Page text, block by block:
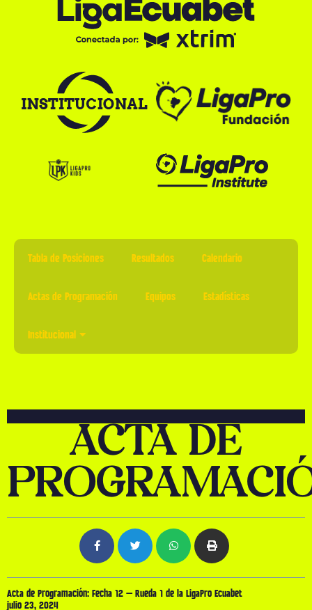
Tabla de Posiciones Resultados Calendario
Actas de Programación Equipos Estadísticas
Institucional
ACTA DE
Acta de Programación: Fecha 12 – Rueda 1 de la LigaPro Ecuabet
julio 23, 2024